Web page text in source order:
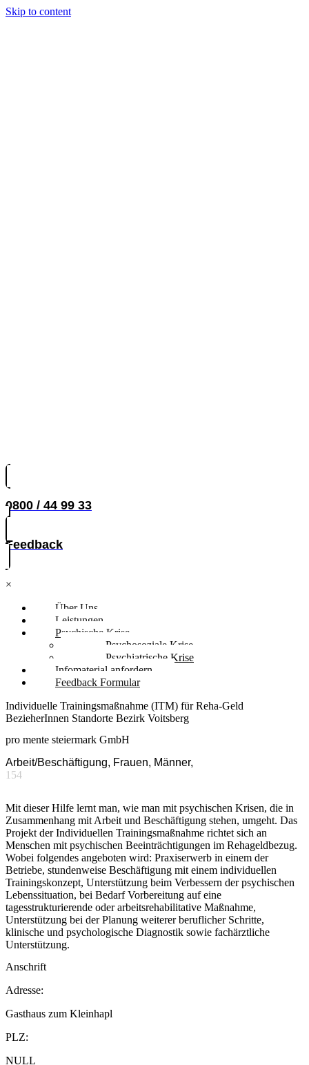
Skip to content
0800 / 44 99 33
Feedback
×
Über Uns
Leistungen
Psychische Krise
Psychosoziale Krise
Psychiatrische Krise
Infomaterial anfordern
Feedback Formular
Individuelle Trainingsmaßnahme (ITM) für Reha-Geld
BezieherInnen Standorte Bezirk Voitsberg
pro mente steiermark GmbH
Arbeit/Beschäftigung, Frauen, Männer,
154
Mit dieser Hilfe lernt man, wie man mit psychischen Krisen, die in
Zusammenhang mit Arbeit und Beschäftigung stehen, umgeht. Das
Projekt der Individuellen Trainingsmaßnahme richtet sich an
Menschen mit psychischen Beeinträchtigungen im Rehageldbezug.
Wobei folgendes angeboten wird: Praxiserwerb in einem der
Betriebe, stundenweise Beschäftigung mit einem individuellen
Trainingskonzept, Unterstützung beim Verbessern der psychischen
Lebenssituation, bei Bedarf Vorbereitung auf eine
tagesstrukturierende oder arbeitsrehabilitative Maßnahme,
Unterstützung bei der Planung weiterer beruflicher Schritte,
klinische und psychologische Diagnostik sowie fachärztliche
Unterstützung.
Anschrift
Adresse:
Gasthaus zum Kleinhapl
PLZ:
NULL